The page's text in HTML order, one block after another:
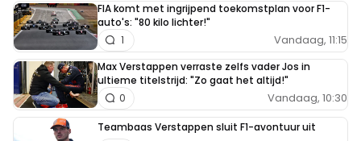
FIA komt met ingrijpend toekomstplan voor F1-
auto's: "80 kilo lichter!"
Vandaag, 11:15
1
Max Verstappen verraste zelfs vader Jos in
ultieme titelstrijd: "Zo gaat het altijd!"
Vandaag, 10:30
0
Teambaas Verstappen sluit F1-avontuur uit